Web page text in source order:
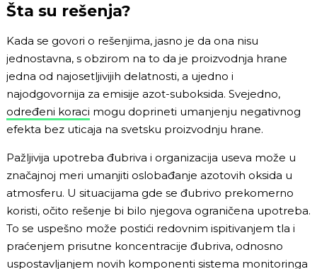
Šta su rešenja?
Kada se govori o rešenjima, jasno je da ona nisu
jednostavna, s obzirom na to da je proizvodnja hrane
jedna od najosetljivijih delatnosti, a ujedno i
najodgovornija za emisije azot-suboksida. Svejedno,
određeni koraci mogu doprineti umanjenju negativnog
efekta bez uticaja na svetsku proizvodnju hrane.
Pažljivija upotreba đubriva i organizacija useva može u
značajnoj meri umanjiti oslobađanje azotovih oksida u
atmosferu. U situacijama gde se đubrivo prekomerno
koristi, očito rešenje bi bilo njegova ograničena upotreba.
To se uspešno može postići redovnim ispitivanjem tla i
praćenjem prisutne koncentracije đubriva, odnosno
uspostavljanjem novih komponenti sistema monitoringa